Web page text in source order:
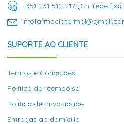
+351 231 512 217 (Ch. rede
SUPORTE AO CLIENTE
Termos e Condições
Politica de reembolso
Política de Privacidade
Entregas ao domícilio